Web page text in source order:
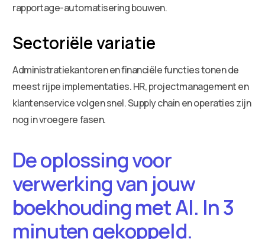
rapportage-automatisering bouwen.
Sectoriële variatie
Administratiekantoren en financiële functies tonen de
meest rijpe implementaties. HR, projectmanagement en
klantenservice volgen snel. Supply chain en operaties zijn
nog in vroegere fasen.
De oplossing voor
verwerking van jouw
boekhouding met AI. In 3
minuten gekoppeld.